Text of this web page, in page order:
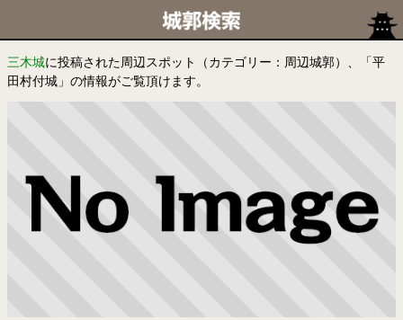
三木城に投稿された周辺スポット（カテゴリー：周辺城郭）、「平
田村付城」の情報がご覧頂けます。